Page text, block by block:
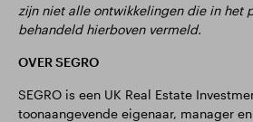
zijn niet alle ontwikkelingen die in het
behandeld hierboven vermeld.
OVER SEGRO
SEGRO is een UK Real Estate
toonaangevende eigenaar, manager